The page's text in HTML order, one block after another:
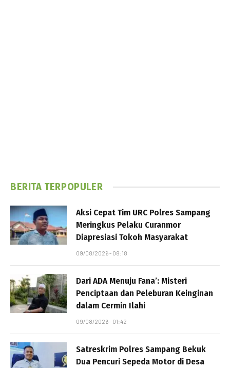
BERITA TERPOPULER
Aksi Cepat Tim URC Polres Sampang
Meringkus Pelaku Curanmor
Diapresiasi Tokoh Masyarakat
09/08/2026 - 08:18
Dari ADA Menuju Fana’: Misteri
Penciptaan dan Peleburan Keinginan
dalam Cermin Ilahi
09/08/2026 - 01:42
Satreskrim Polres Sampang Bekuk
Dua Pencuri Sepeda Motor di Desa